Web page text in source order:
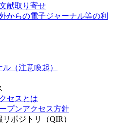
献取り寄せ
からの電子ジャーナル等の利
（注意喚起）
セスとは
プンアクセス方針
ポジトリ（QIR）